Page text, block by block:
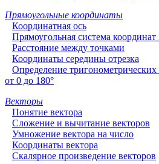
Прямоугольные координаты
Координатная ось
Прямоугольная система координат
Расстояние между точками
Координаты середины отрезка
Определение
от 0 до 180°
Векторы
Понятие вектора
Сложение и вычитание векторов
Умножение вектора на число
Координаты вектора
Скалярное произведение векторов